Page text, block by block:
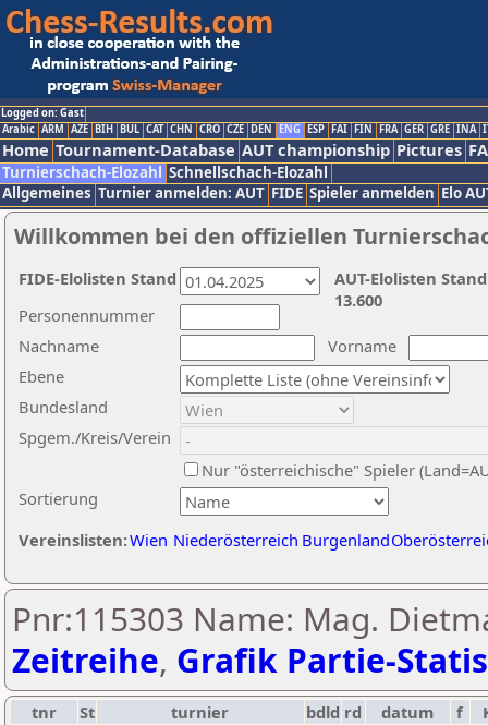
Logged on: Gast
Arabic ARM AZE BIH BUL CAT CHN CRO CZE DEN ENG ESP FAI FIN FRA GER GRE INA
Home Tournament-Database AUT championship Pictures
Turnierschach-Elozahl Schnellschach-Elozahl
Allgemeines Turnier anmelden: AUT FIDE Spieler anmelden Elo
Willkommen bei den offiziellen
Nachname
Vorname
Ebene
Sortierung
Personennummer
Bundesland
Spgem./Kreis/Verein
Nur "österreichische" Spieler
Vereinslisten:Wien Niederösterreich Burgenland
AUT-Elolisten
13.600
FIDE-Elolisten Stand
Pnr:115303 Name: Mag.
Zeitreihe, Grafik Partie-
tnr St turnier bdld rd datum f